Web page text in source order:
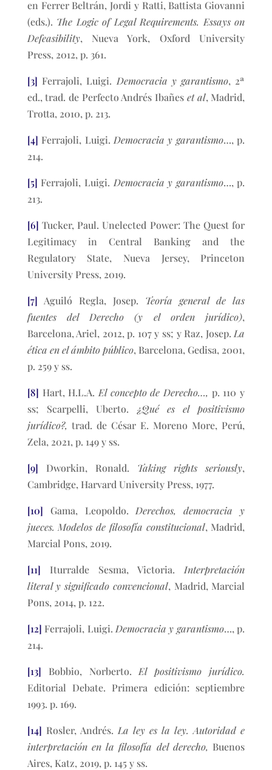
en Ferrer Beltrán, Jordi y Ratti, Battista Giovanni
(eds.). The Logic of Legal Requirements. Essays on
Defeasibility, Nueva York, Oxford University
Press, 2012, p. 361.
[3] Ferrajoli, Luigi. Democracia y garantismo, 2ª
ed., trad. de Perfecto Andrés Ibañes et al, Madrid,
Trotta, 2010, p. 213.
[4] Ferrajoli, Luigi. Democracia y garantismo…, p.
214.
[5] Ferrajoli, Luigi. Democracia y garantismo…, p.
213.
[6] Tucker, Paul. Unelected Power: The Quest for
Legitimacy in Central Banking and the
Regulatory State, Nueva Jersey, Princeton
University Press, 2019.
[7] Aguiló Regla, Josep. Teoría general de las
fuentes del Derecho (y el orden jurídico),
Barcelona, Ariel, 2012, p. 107 y ss; y Raz, Josep. La
ética en el ámbito público, Barcelona, Gedisa, 2001,
p. 259 y ss.
[8] Hart, H.L.A. El concepto de Derecho…, p. 110 y
ss; Scarpelli, Uberto. ¿Qué es el positivismo
jurídico?, trad. de César E. Moreno More, Perú,
Zela, 2021, p. 149 y ss.
[9] Dworkin, Ronald. Taking rights seriously,
Cambridge, Harvard University Press, 1977.
[10] Gama, Leopoldo. Derechos, democracia y
jueces. Modelos de filosofía constitucional, Madrid,
Marcial Pons, 2019.
[11] Iturralde Sesma, Victoria. Interpretación
literal y significado convencional, Madrid, Marcial
Pons, 2014, p. 122.
[12] Ferrajoli, Luigi. Democracia y garantismo…, p.
214.
[13] Bobbio, Norberto. El positivismo jurídico.
Editorial Debate. Primera edición: septiembre
1993. p. 169.
[14] Rosler, Andrés. La ley es la ley. Autoridad e
interpretación en la filosofía del derecho, Buenos
Aires, Katz, 2019, p. 145 y ss.